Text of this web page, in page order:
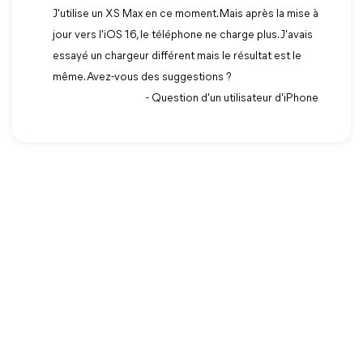
J'utilise un XS Max en ce moment. Mais après la mise à
jour vers l'iOS 16, le téléphone ne charge plus. J'avais
essayé un chargeur différent mais le résultat est le
même. Avez-vous des suggestions ?
- Question d'un utilisateur d'iPhone